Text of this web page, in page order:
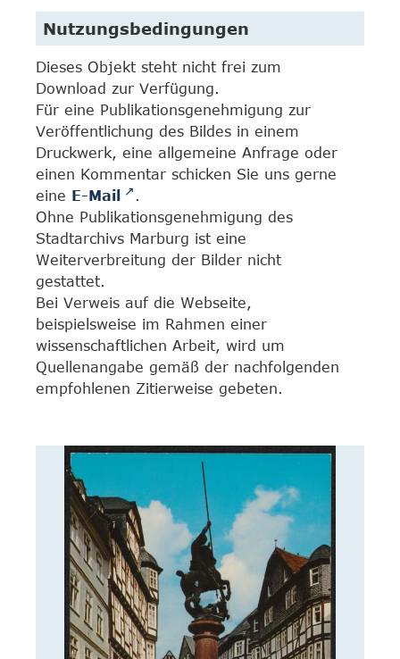
Nutzungsbedingungen
Dieses Objekt steht nicht frei zum
Download zur Verfügung.
Für eine Publikationsgenehmigung zur
Veröffentlichung des Bildes in einem
Druckwerk, eine allgemeine Anfrage oder
einen Kommentar schicken Sie uns gerne
eine E-Mail
.
Ohne Publikationsgenehmigung des
Stadtarchivs Marburg ist eine
Weiterverbreitung der Bilder nicht
gestattet.
Bei Verweis auf die Webseite,
beispielsweise im Rahmen einer
wissenschaftlichen Arbeit, wird um
Quellenangabe gemäß der nachfolgenden
empfohlenen Zitierweise gebeten.